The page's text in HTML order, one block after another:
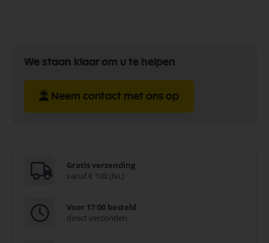
We staan klaar om u te helpen
Neem contact met ons op
Gratis verzending
vanaf € 100 (NL)
Voor 17:00 besteld
direct verzonden